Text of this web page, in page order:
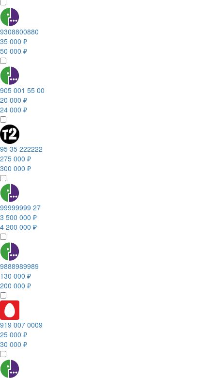
9308800880
35 000 ₽
50 000 ₽
905 001 55 00
20 000 ₽
24 000 ₽
95 35 222222
275 000 ₽
300 000 ₽
99999999 27
3 500 000 ₽
4 200 000 ₽
9888989989
130 000 ₽
200 000 ₽
919 007 0009
25 000 ₽
30 000 ₽